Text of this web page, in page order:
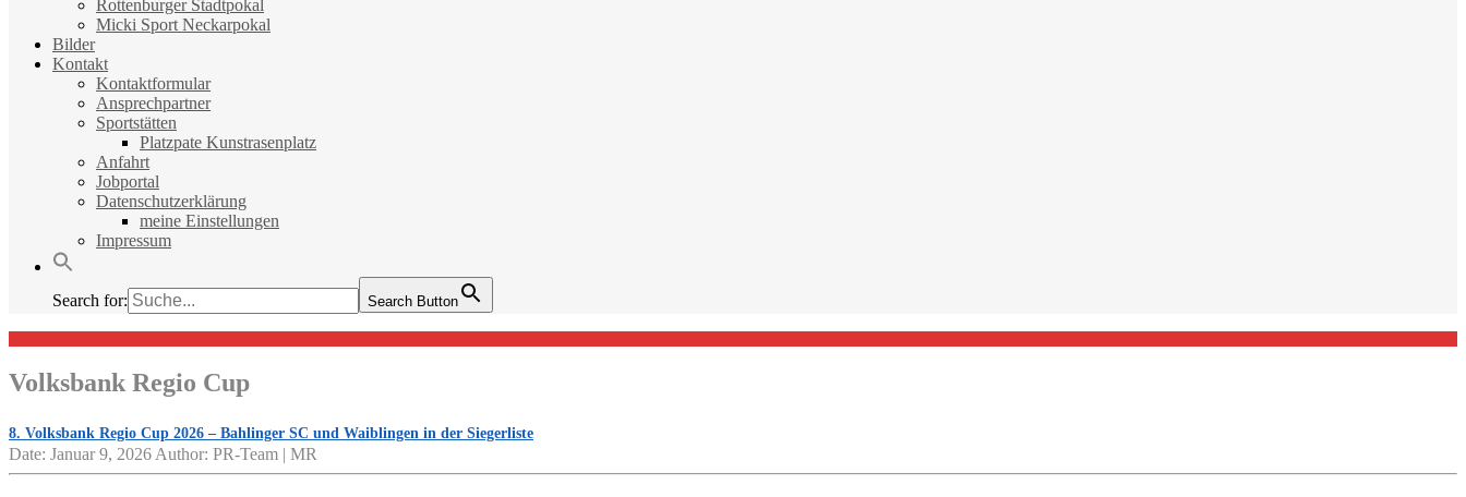
Rottenburger Stadtpokal
Micki Sport Neckarpokal
Bilder
Kontakt
Kontaktformular
Ansprechpartner
Sportstätten
Platzpate Kunstrasenplatz
Anfahrt
Jobportal
Datenschutzerklärung
meine Einstellungen
Impressum
Search for: Search Button
Volksbank Regio Cup
8. Volksbank Regio Cup 2026 – Bahlinger SC und Waiblingen in der Siegerliste
Date: Januar 9, 2026 Author: PR-Team | MR